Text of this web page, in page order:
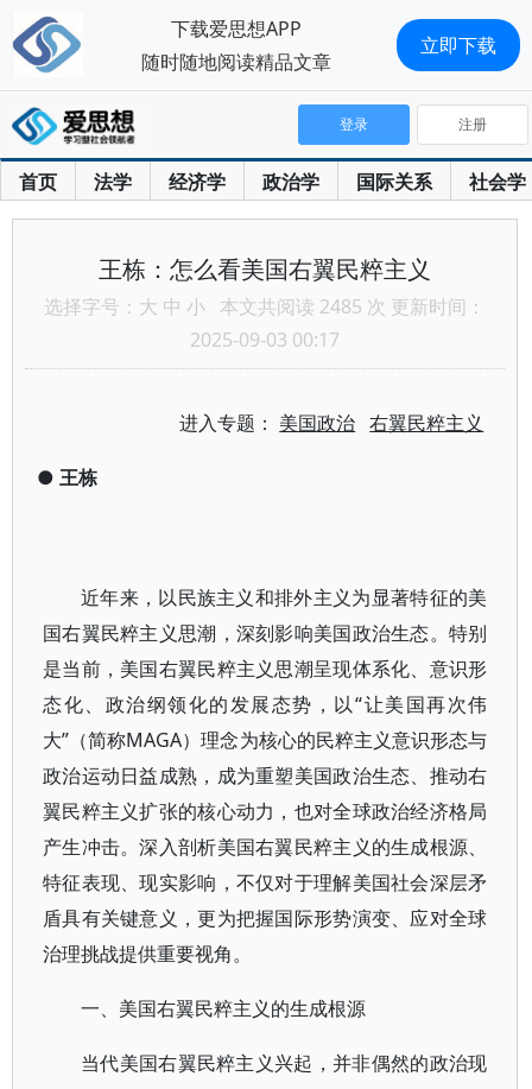
首页 法学 经济学 政治学 国际关系 社会学
登录 注册
王栋：怎么看美国右翼民粹主义
选择字号： 大 中 小 本文共阅读 2485 次 更新时间：
2025-09-03 00:17
进入专题： 美国政治 右翼民粹主义
● 王栋
近年来，以民族主义和排外主义为显著特征的美
国右翼民粹主义思潮，深刻影响美国政治生态。特别
是当前，美国右翼民粹主义思潮呈现体系化、意识形
态化、政治纲领化的发展态势，以“让美国再次伟
大”（简称MAGA）理念为核心的民粹主义意识形态与
政治运动日益成熟，成为重塑美国政治生态、推动右
翼民粹主义扩张的核心动力，也对全球政治经济格局
产生冲击。深入剖析美国右翼民粹主义的生成根源、
特征表现、现实影响，不仅对于理解美国社会深层矛
盾具有关键意义，更为把握国际形势演变、应对全球
治理挑战提供重要视角。
一、美国右翼民粹主义的生成根源
当代美国右翼民粹主义兴起，并非偶然的政治现
下载爱思想APP
随时随地阅读精品文章
立即下载